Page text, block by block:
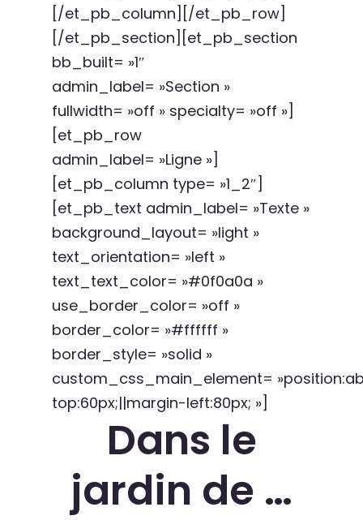
[/et_pb_column][/et_pb_row]
[/et_pb_section][et_pb_section
bb_built= »1″
admin_label= »Section »
fullwidth= »off » specialty= »off »]
[et_pb_row
admin_label= »Ligne »]
[et_pb_column type= »1_2″]
[et_pb_text admin_label= »Texte »
background_layout= »light »
text_orientation= »left »
text_text_color= »#0f0a0a »
use_border_color= »off »
border_color= »#ffffff »
border_style= »solid »
custom_css_main_element=
top:60px;||margin-left:80px; »]
Dans le
jardin de …